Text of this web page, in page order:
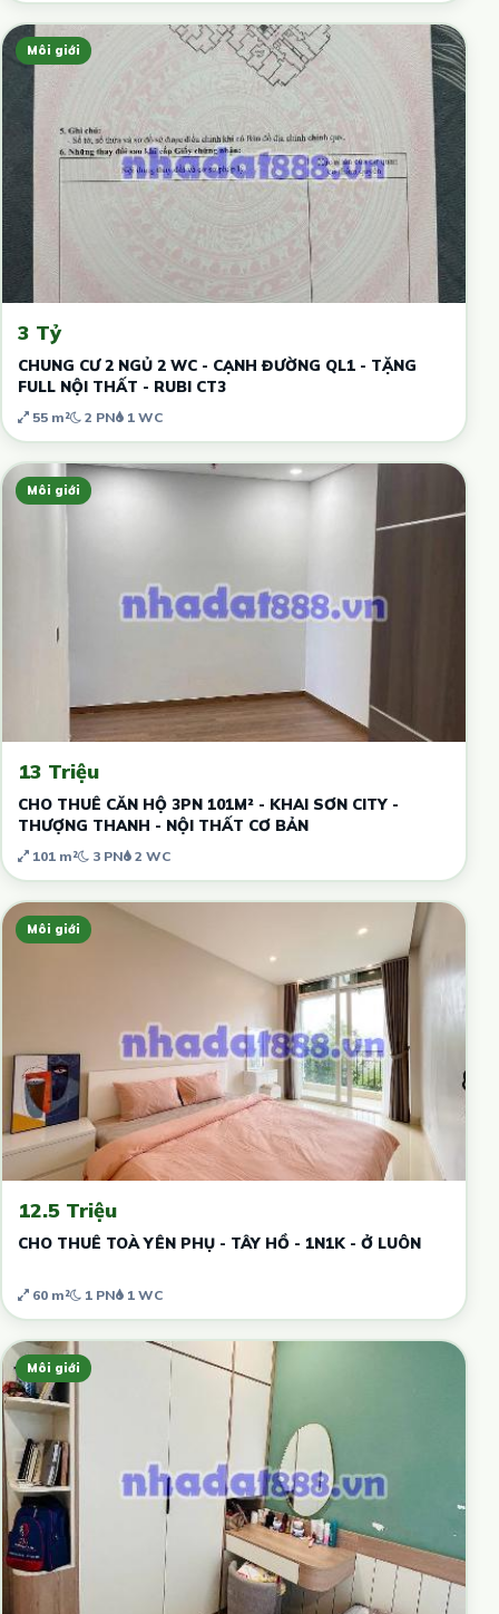
Môi giới
3 Tỷ
CHUNG CƯ 2 NGỦ 2 WC - CẠNH ĐƯỜNG QL1 - TẶNG
FULL NỘI THẤT - RUBI CT3
55 m² 2 PN 1 WC
Môi giới
13 Triệu
CHO THUÊ CĂN HỘ 3PN 101M² - KHAI SƠN CITY -
THƯỢNG THANH - NỘI THẤT CƠ BẢN
101 m² 3 PN 2 WC
Môi giới
12.5 Triệu
CHO THUÊ TOÀ YÊN PHỤ - TÂY HỒ - 1N1K - Ở LUÔN
60 m² 1 PN 1 WC
Môi giới